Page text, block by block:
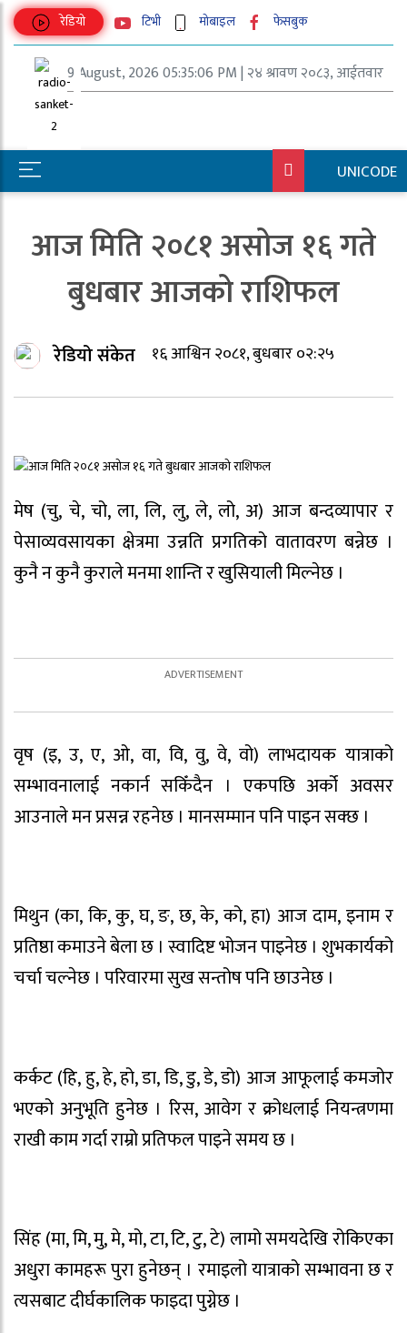
रेडियो टिभी मोबाइल फेसबुक
9 August, 2026 05:35:06 PM | २४ श्रावण २०८३, आईतवार
UNICODE
आज मिति २०८१ असोज १६ गते
बुधबार आजको राशिफल
रेडियो संकेत १६ आश्विन २०८१, बुधबार ०२:२५
मेष (चु, चे, चो, ला, लि, लु, ले, लो, अ) आज बन्दव्यापार र
पेसाव्यवसायका क्षेत्रमा उन्नति प्रगतिको वातावरण बन्नेछ ।
कुनै न कुनै कुराले मनमा शान्ति र खुसियाली मिल्नेछ ।
वृष (इ, उ, ए, ओ, वा, वि, वु, वे, वो) लाभदायक यात्राको
सम्भावनालाई नकार्न सकिँदैन । एकपछि अर्को अवसर
आउनाले मन प्रसन्न रहनेछ । मानसम्मान पनि पाइन सक्छ ।
मिथुन (का, कि, कु, घ, ङ, छ, के, को, हा) आज दाम, इनाम र
प्रतिष्ठा कमाउने बेला छ । स्वादिष्ट भोजन पाइनेछ । शुभकार्यको
चर्चा चल्नेछ । परिवारमा सुख सन्तोष पनि छाउनेछ ।
कर्कट (हि, हु, हे, हो, डा, डि, डु, डे, डो) आज आफूलाई कमजोर
भएको अनुभूति हुनेछ । रिस, आवेग र क्रोधलाई नियन्त्रणमा
राखी काम गर्दा राम्रो प्रतिफल पाइने समय छ ।
सिंह (मा, मि, मु, मे, मो, टा, टि, टु, टे) लामो समयदेखि रोकिएका
अधुरा कामहरू पुरा हुनेछन् । रमाइलो यात्राको सम्भावना छ र
त्यसबाट दीर्घकालिक फाइदा पुग्नेछ ।